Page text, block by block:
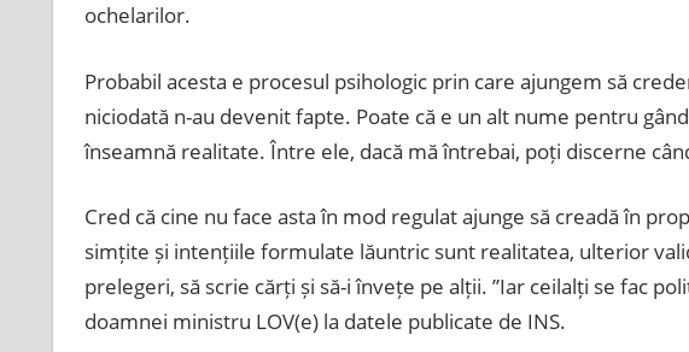
ochelarilor.
Probabil acesta e procesul psihologic prin care ajungem să
niciodată n-au devenit fapte. Poate că e un alt nume pentru
înseamnă realitate.Între ele, dacă mă întrebai, poți discerne
Cred că cine nu face asta în mod regulat ajunge să creadă în
simțite și intențiile formulate lăuntric sunt realitatea, ulterior
prelegeri, să scrie cărți și să-i învețe pe alții. ”Iar ceilalți se fac
doamnei ministru LOV(e) la datele publicate de INS.